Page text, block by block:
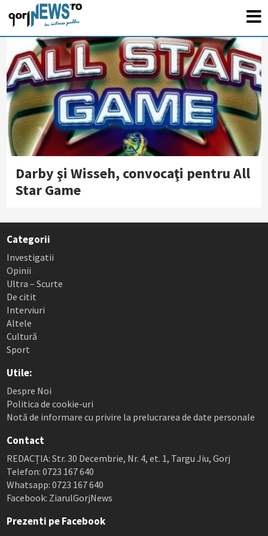
Darby şi Wisseh, convocaţi pentru All
Star Game
Categorii
Investigatii
Opinii
Ultra – Scurte
De citit
Interviuri
Altele
Cultură
Sport
Utile:
Despre Noi
Politica de cookie-uri
Notă de informare cu privire la prelucrarea de date personale
Contact
REDACȚIA: Str. 30 Decembrie, Nr. 4, et. 1, Targu Jiu, Gorj
Telefon: 0723 167 640
Whatsapp: 0723 167 640
Facebook: ZiarulGorjNews
Prezenti pe Facebook